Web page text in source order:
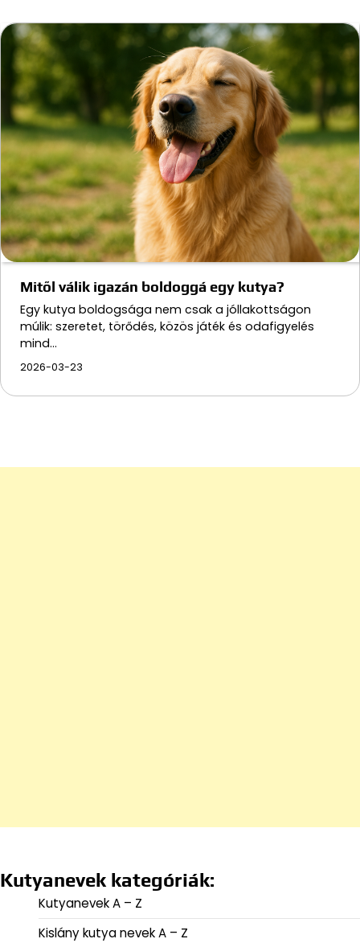
Mitől válik igazán boldoggá egy kutya?
Egy kutya boldogsága nem csak a jóllakottságon
múlik: szeretet, törődés, közös játék és odafigyelés
mind…
2026-03-23
Kutyanevek kategóriák:
Kutyanevek A – Z
Kislány kutya nevek A – Z